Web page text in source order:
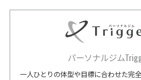
パーソナルジム
一人ひとりの体型や目標に合わせた完